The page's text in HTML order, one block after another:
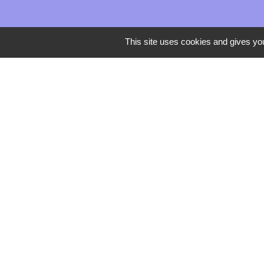
This site uses cookies and gives